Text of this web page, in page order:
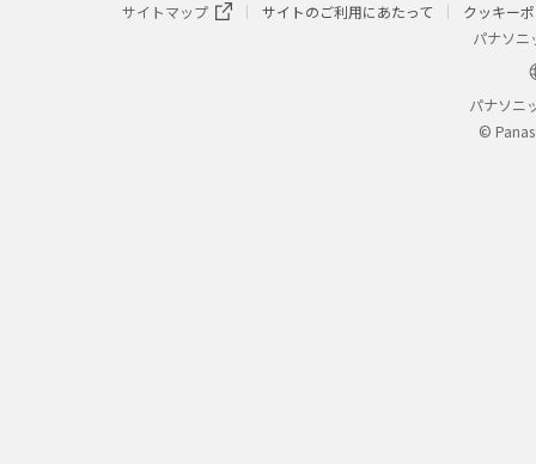
サイトマップ サイトのご利用にあたって
クッキー
パナソニ
パナソニ
©